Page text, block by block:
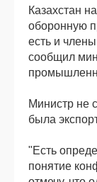
Казахстан
оборонную
есть и
сообщил
Министр не
была
"Есть
понятие